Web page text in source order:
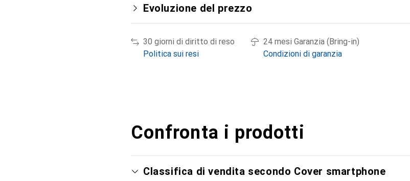
Evoluzione del prezzo
30 giorni di diritto di reso
Politica sui resi
24 mesi Garanzia (Bring-in)
Condizioni di garanzia
Confronta i prodotti
Classifica di vendita secondo Cover smartphone